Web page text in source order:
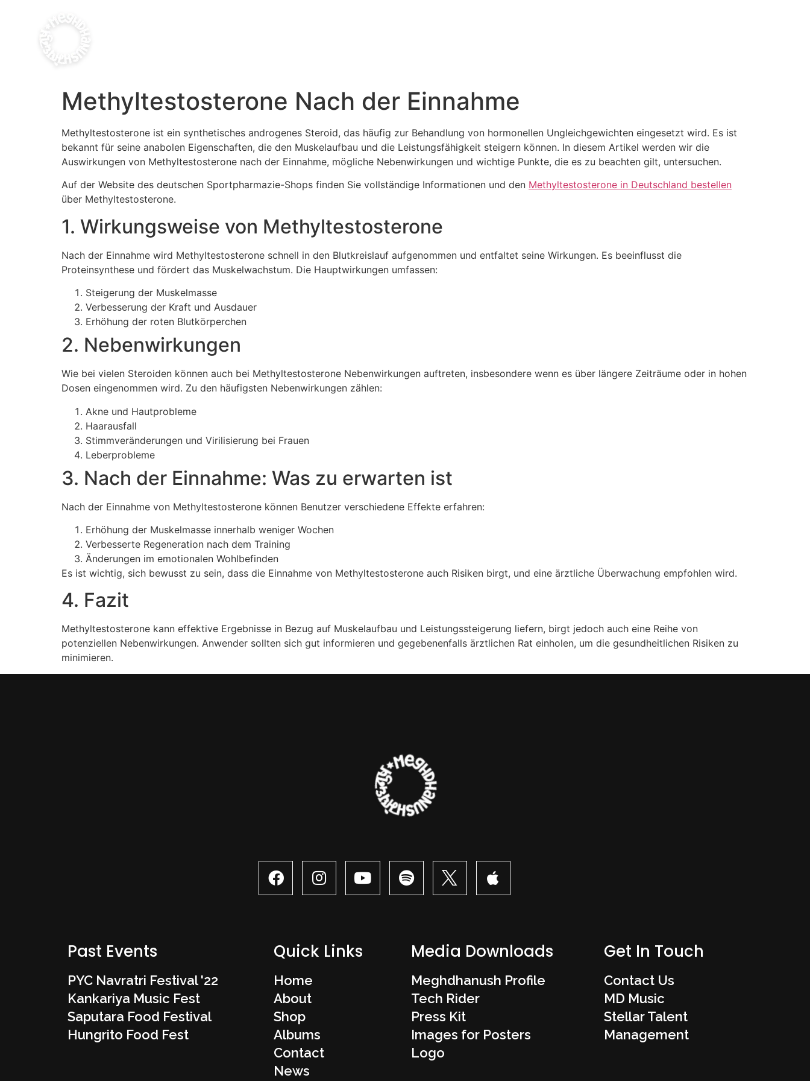
Methyltestosterone Nach der Einnahme
Methyltestosterone ist ein synthetisches androgenes Steroid, das häufig zur Behandlung von hormonellen Ungleichgewichten eingesetzt wird. Es ist
bekannt für seine anabolen Eigenschaften, die den Muskelaufbau und die Leistungsfähigkeit steigern können. In diesem Artikel werden wir die
Auswirkungen von Methyltestosterone nach der Einnahme, mögliche Nebenwirkungen und wichtige Punkte, die es zu beachten gilt, untersuchen.
Auf der Website des deutschen Sportpharmazie-Shops finden Sie vollständige Informationen und den Methyltestosterone in Deutschland bestellen
über Methyltestosterone.
1. Wirkungsweise von Methyltestosterone
Nach der Einnahme wird Methyltestosterone schnell in den Blutkreislauf aufgenommen und entfaltet seine Wirkungen. Es beeinflusst die
Proteinsynthese und fördert das Muskelwachstum. Die Hauptwirkungen umfassen:
Steigerung der Muskelmasse
Verbesserung der Kraft und Ausdauer
Erhöhung der roten Blutkörperchen
2. Nebenwirkungen
Wie bei vielen Steroiden können auch bei Methyltestosterone Nebenwirkungen auftreten, insbesondere wenn es über längere Zeiträume oder in hohen
Dosen eingenommen wird. Zu den häufigsten Nebenwirkungen zählen:
Akne und Hautprobleme
Haarausfall
Stimmveränderungen und Virilisierung bei Frauen
Leberprobleme
3. Nach der Einnahme: Was zu erwarten ist
Nach der Einnahme von Methyltestosterone können Benutzer verschiedene Effekte erfahren:
Erhöhung der Muskelmasse innerhalb weniger Wochen
Verbesserte Regeneration nach dem Training
Änderungen im emotionalen Wohlbefinden
Es ist wichtig, sich bewusst zu sein, dass die Einnahme von Methyltestosterone auch Risiken birgt, und eine ärztliche Überwachung empfohlen wird.
4. Fazit
Methyltestosterone kann effektive Ergebnisse in Bezug auf Muskelaufbau und Leistungssteigerung liefern, birgt jedoch auch eine Reihe von
potenziellen Nebenwirkungen. Anwender sollten sich gut informieren und gegebenenfalls ärztlichen Rat einholen, um die gesundheitlichen Risiken zu
minimieren.
Past Events
PYC Navratri Festival '22
Kankariya Music Fest
Saputara Food Festival
Hungrito Food Fest
Quick Links
Home
About
Shop
Albums
Contact
News
Media Downloads
Meghdhanush Profile
Tech Rider
Press Kit
Images for Posters
Logo
Get In Touch
Contact Us
MD Music
Stellar Talent
Management